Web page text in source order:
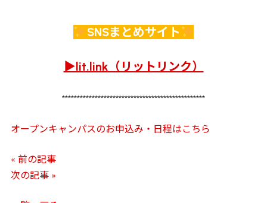
SNSまとめサイト
▶lit.link（リットリンク）
************************************************
オープンキャンパスのお申込み・日程はこちら
« 前の記事
次の記事 »